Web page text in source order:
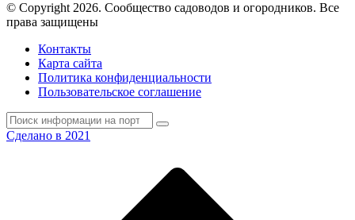
© Copyright 2026. Cообщество садоводов и огородников. Все
права защищены
Контакты
Карта сайта
Политика конфиденциальности
Пользовательское соглашение
Сделано в 2021